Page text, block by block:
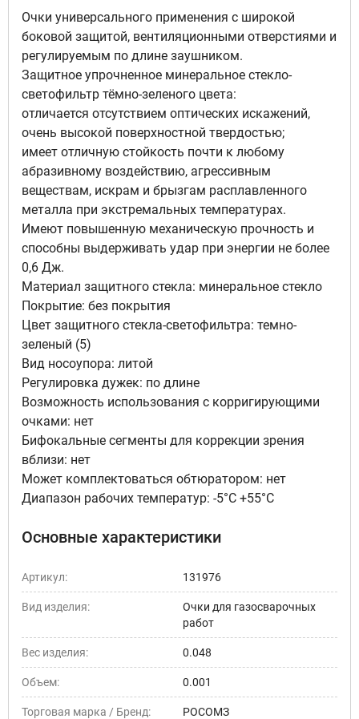
Очки универсального применения с широкой
боковой защитой, вентиляционными отверстиями и
регулируемым по длине заушником.
Защитное упрочненное минеральное стекло-
светофильтр тёмно-зеленого цвета:
отличается отсутствием оптических искажений,
очень высокой поверхностной твердостью;
имеет отличную стойкость почти к любому
абразивному воздействию, агрессивным
веществам, искрам и брызгам расплавленного
металла при экстремальных температурах.
Имеют повышенную механическую прочность и
способны выдерживать удар при энергии не более
0,6 Дж.
Материал защитного стекла: минеральное стекло
Покрытие: без покрытия
Цвет защитного стекла-светофильтра: темно-
зеленый (5)
Вид носоупора: литой
Регулировка дужек: по длине
Возможность использования с корригирующими
очками: нет
Бифокальные сегменты для коррекции зрения
вблизи: нет
Может комплектоваться обтюратором: нет
Диапазон рабочих температур: -5°C +55°C
Основные характеристики
Артикул: 131976
Вид изделия:
Очки для газосварочных
работ
Вес изделия: 0.048
Объем: 0.001
Торговая марка / Бренд: РОСОМЗ